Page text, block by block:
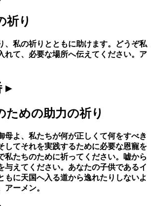
祈り
、私の祈りとともに助けます。どうぞ私
れて、必要な場所へ伝えてください。ア
▸
ための助力の祈り
母よ、私たちが何が正しくて何をすべき
してそれを実践するために必要な恩寵を
私たちのために祈ってください。嘘から
与えてください。あなたの子供であるイ
もに天国へ入る道から逸れたりしないよ
アーメン。